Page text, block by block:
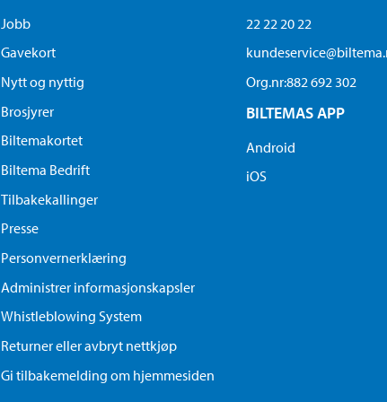
Jobb
Gavekort
Nytt og nyttig
Brosjyrer
Biltemakortet
Biltema Bedrift
Tilbakekallinger
Presse
Personvernerklæring
Administrer informasjonskapsler
Whistleblowing System
Returner eller avbryt nettkjøp
Gi tilbakemelding om hjemmesiden
22 22 20 22
Org.nr:882 692 302
BILTEMAS APP
Android
iOS